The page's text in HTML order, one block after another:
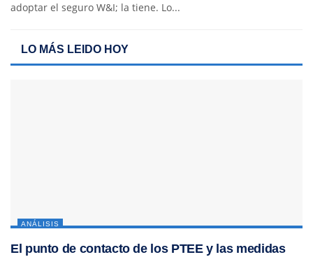
adoptar el seguro W&I; la tiene. Lo...
LO MÁS LEIDO HOY
ANÁLISIS
El punto de contacto de los PTEE y las medidas